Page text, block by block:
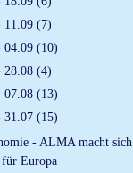
11.09 (7)
04.09 (10)
28.08 (4)
07.08 (13)
31.07 (15)
- ALMA macht sich
Europa